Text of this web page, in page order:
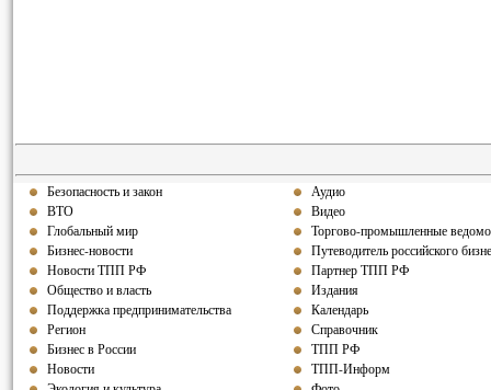
Безопасность и закон
ВТО
Глобальный мир
Бизнес-новости
Новости ТПП РФ
Общество и власть
Поддержка предпринимательства
Регион
Бизнес в России
Новости
Аудио
Видео
Торгово-промышленные
Путеводитель российского
Партнер ТПП РФ
Издания
Календарь
Справочник
ТПП РФ
ТПП-Информ